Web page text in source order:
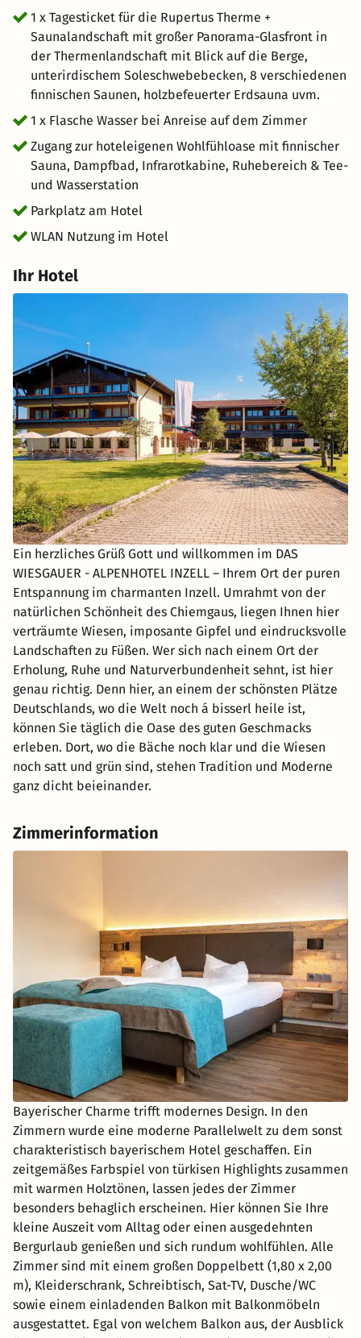
1 x Tagesticket für die Rupertus Therme +
Saunalandschaft mit großer Panorama-Glasfront in
der Thermenlandschaft mit Blick auf die Berge,
unterirdischem Soleschwebebecken, 8 verschiedenen
finnischen Saunen, holzbefeuerter Erdsauna uvm.
1 x Flasche Wasser bei Anreise auf dem Zimmer
Zugang zur hoteleigenen Wohlfühloase mit finnischer
Sauna, Dampfbad, Infrarotkabine, Ruhebereich & Tee-
und Wasserstation
Parkplatz am Hotel
WLAN Nutzung im Hotel
Ihr Hotel
Ein herzliches Grüß Gott und willkommen im DAS
WIESGAUER - ALPENHOTEL INZELL – Ihrem Ort der puren
Entspannung im charmanten Inzell. Umrahmt von der
natürlichen Schönheit des Chiemgaus, liegen Ihnen hier
verträumte Wiesen, imposante Gipfel und eindrucksvolle
Landschaften zu Füßen. Wer sich nach einem Ort der
Erholung, Ruhe und Naturverbundenheit sehnt, ist hier
genau richtig. Denn hier, an einem der schönsten Plätze
Deutschlands, wo die Welt noch á bisserl heile ist,
können Sie täglich die Oase des guten Geschmacks
erleben. Dort, wo die Bäche noch klar und die Wiesen
noch satt und grün sind, stehen Tradition und Moderne
ganz dicht beieinander.
Zimmerinformation
Bayerischer Charme trifft modernes Design. In den
Zimmern wurde eine moderne Parallelwelt zu dem sonst
charakteristisch bayerischem Hotel geschaffen. Ein
zeitgemäßes Farbspiel von türkisen Highlights zusammen
mit warmen Holztönen, lassen jedes der Zimmer
besonders behaglich erscheinen. Hier können Sie Ihre
kleine Auszeit vom Alltag oder einen ausgedehnten
Bergurlaub genießen und sich rundum wohlfühlen. Alle
Zimmer sind mit einem großen Doppelbett (1,80 x 2,00
m), Kleiderschrank, Schreibtisch, Sat-TV, Dusche/WC
sowie einem einladenden Balkon mit Balkonmöbeln
ausgestattet. Egal von welchem Balkon aus, der Ausblick